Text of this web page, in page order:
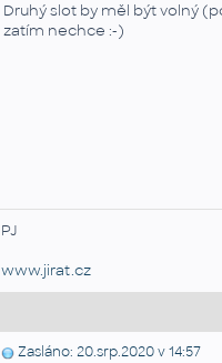
Druhý slot by měl být volný
zatím nechce :-)
PJ
www.jirat.cz
Zasláno: 20.srp.2020 v 14:57